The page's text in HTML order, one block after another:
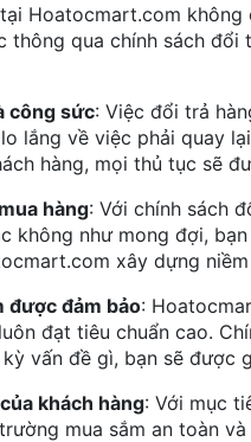
tại Hoatocmart.com không
thông qua chính sách
công sức: Việc đổi trả
lắng về việc phải quay
hàng, mọi thủ tục sẽ
hàng: Với chính sách
không như mong đợi,
xây dựng
được đảm bảo:
đạt tiêu chuẩn cao.
vấn đề gì, bạn sẽ được
khách hàng: Với mục
mua sắm an toàn